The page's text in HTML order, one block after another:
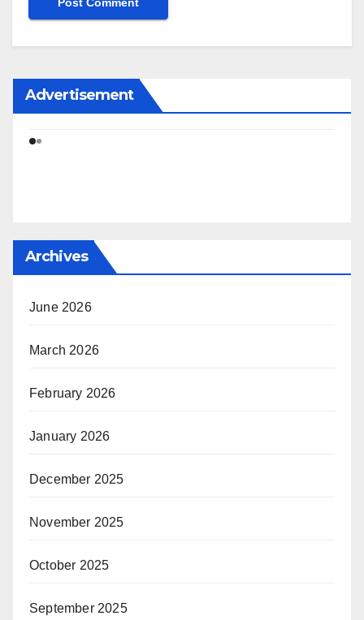
Advertisement
Archives
June 2026
March 2026
February 2026
January 2026
December 2025
November 2025
October 2025
September 2025